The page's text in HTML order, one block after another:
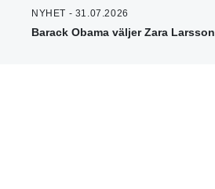
NYHET - 31.07.2026
Barack Obama väljer Zara Larsson